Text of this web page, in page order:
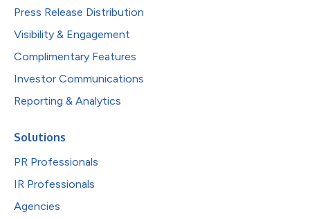
Press Release Distribution
Visibility & Engagement
Complimentary Features
Investor Communications
Reporting & Analytics
Solutions
PR Professionals
IR Professionals
Agencies